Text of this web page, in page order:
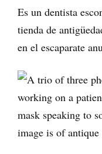
Es un dentista
tienda de
en el escaparate